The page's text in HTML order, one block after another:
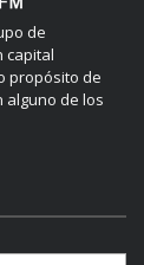
de
capital
propósito de
alguno de los